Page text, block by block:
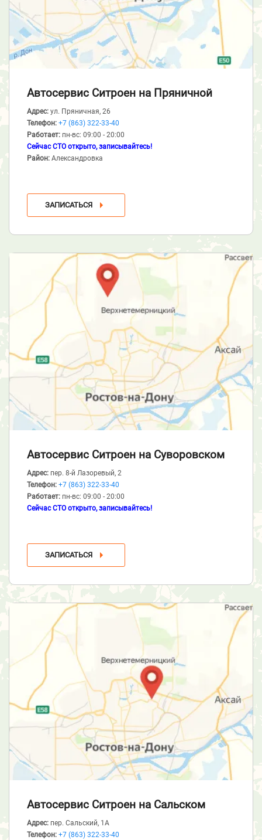
Автосервис Ситроен на Пряничной
Адрес: ул. Пряничная, 26
Телефон: +7 (863) 322-33-40
Работает: пн-вс: 09:00 - 20:00
Сейчас СТО открыто, записывайтесь!
Район: Александровка
ЗАПИСАТЬСЯ
Автосервис Ситроен на Суворовском
Адрес: пер. 8-й Лазоревый, 2
Телефон: +7 (863) 322-33-40
Работает: пн-вс: 09:00 - 20:00
Сейчас СТО открыто, записывайтесь!
ЗАПИСАТЬСЯ
Автосервис Ситроен на Сальском
Адрес: пер. Сальский, 1А
Телефон: +7 (863) 322-33-40